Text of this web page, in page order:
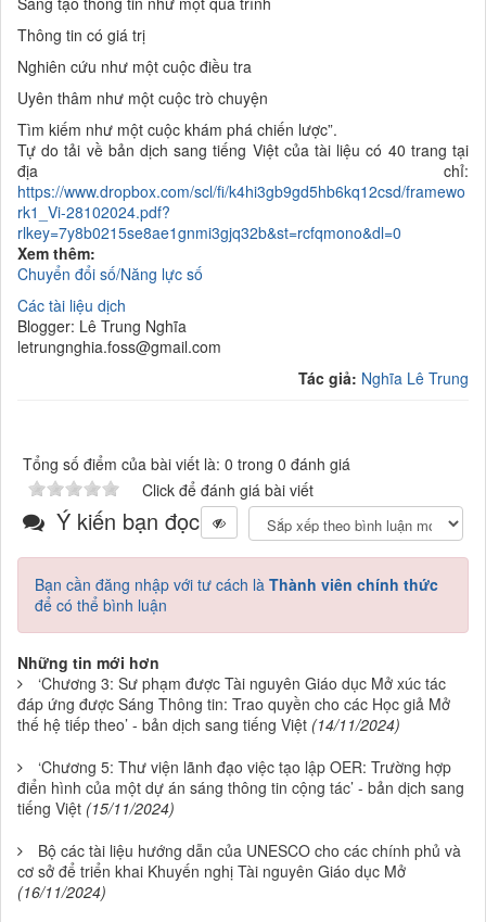
Thông tin có giá trị
Nghiên cứu như một cuộc điều tra
Uyên thâm như một cuộc trò chuyện
Tìm kiếm như một cuộc khám phá chiến lược”.
Tự do tải về bản dịch sang tiếng Việt của tài liệu có 40 trang tại
địa chỉ:
https://www.dropbox.com/scl/fi/k4hi3gb9gd5hb6kq12csd/framewo
rk1_Vi-28102024.pdf?
rlkey=7y8b0215se8ae1gnmi3gjq32b&st=rcfqmono&dl=0
Xem thêm:
Chuyển đổi số/Năng lực số
Các tài liệu dịch
Blogger: Lê Trung Nghĩa
letrungnghia.foss@gmail.com
Tác giả: Nghĩa Lê Trung
Tổng số điểm của bài viết là: 0 trong 0 đánh giá
Click để đánh giá bài viết
Ý kiến bạn đọc
Bạn cần đăng nhập với tư cách là Thành viên chính thức
để có thể bình luận
Những tin mới hơn
‘Chương 3: Sư phạm được Tài nguyên Giáo dục Mở xúc tác
đáp ứng được Sáng Thông tin: Trao quyền cho các Học giả Mở
thế hệ tiếp theo’ - bản dịch sang tiếng Việt (14/11/2024)
‘Chương 5: Thư viện lãnh đạo việc tạo lập OER: Trường hợp
điển hình của một dự án sáng thông tin cộng tác’ - bản dịch sang
tiếng Việt (15/11/2024)
Bộ các tài liệu hướng dẫn của UNESCO cho các chính phủ và
cơ sở để triển khai Khuyến nghị Tài nguyên Giáo dục Mở
(16/11/2024)